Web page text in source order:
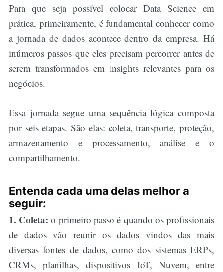
Para que seja possível colocar Data Science em
prática, primeiramente, é fundamental conhecer como
a jornada de dados acontece dentro da empresa. Há
inúmeros passos que eles precisam percorrer antes de
serem transformados em insights relevantes para os
negócios.
Essa jornada segue uma sequência lógica composta
por seis etapas. São elas: coleta, transporte, proteção,
armazenamento e processamento, análise e o
compartilhamento.
Entenda cada uma delas melhor a
seguir:
1. Coleta: o primeiro passo é quando os profissionais
de dados vão reunir os dados vindos das mais
diversas fontes de dados, como dos sistemas ERPs,
CRMs, planilhas, dispositivos IoT, Nuvem, entre